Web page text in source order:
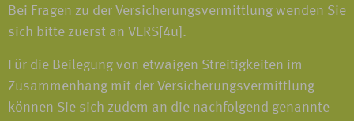
Bei Fragen zu der Versicherungsvermittlung wenden Sie
sich bitte zuerst an VERS[4u].
Für die Beilegung von etwaigen Streitigkeiten im
Zusammenhang mit der Versicherungsvermittlung
können Sie sich zudem an die nachfolgend genannte